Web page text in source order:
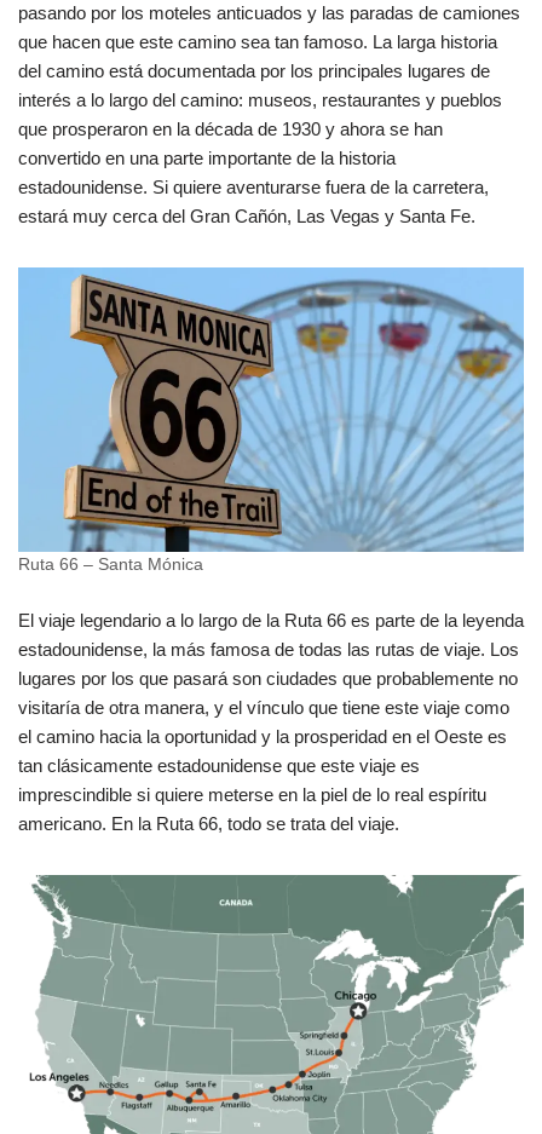
pasando por los moteles anticuados y las paradas de camiones
que hacen que este camino sea tan famoso. La larga historia
del camino está documentada por los principales lugares de
interés a lo largo del camino: museos, restaurantes y pueblos
que prosperaron en la década de 1930 y ahora se han
convertido en una parte importante de la historia
estadounidense. Si quiere aventurarse fuera de la carretera,
estará muy cerca del Gran Cañón, Las Vegas y Santa Fe.
Ruta 66 – Santa Mónica
El viaje legendario a lo largo de la Ruta 66 es parte de la leyenda
estadounidense, la más famosa de todas las rutas de viaje. Los
lugares por los que pasará son ciudades que probablemente no
visitaría de otra manera, y el vínculo que tiene este viaje como
el camino hacia la oportunidad y la prosperidad en el Oeste es
tan clásicamente estadounidense que este viaje es
imprescindible si quiere meterse en la piel de lo real espíritu
americano. En la Ruta 66, todo se trata del viaje.